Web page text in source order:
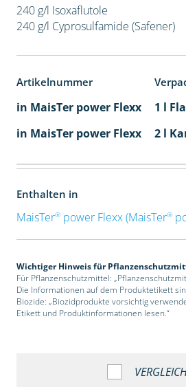
240 g/l Isoxaflutole
240 g/l Cyprosulfamide (Safener)
Artikelnummer
in MaisTer power Flexx
1 l
in MaisTer power Flexx
2 l
Enthalten in
MaisTer®power Flexx (MaisTer®
Wichtiger Hinweis für
Für Pflanzenschutzmittel:
Die Informationen auf dem Produktetikett
Biozide: „Biozidprodukte vorsichtig
Etikett und Produktinformationen lesen.“